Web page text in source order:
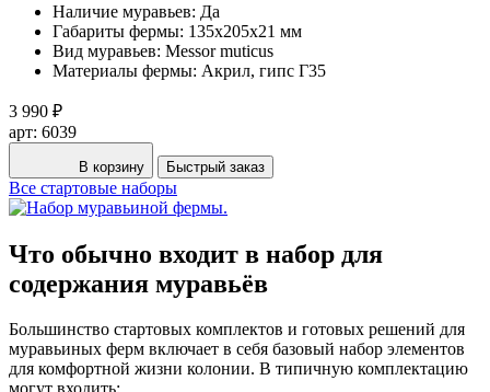
Наличие муравьев: Да
Габариты фермы: 135х205х21 мм
Вид муравьев: Messor muticus
Материалы фермы: Акрил, гипс Г35
3 990 ₽
арт: 6039
В корзину Быстрый заказ
Все стартовые наборы
Что обычно входит в набор для
содержания муравьёв
Большинство стартовых комплектов и готовых решений для
муравьиных ферм включает в себя базовый набор элементов
для комфортной жизни колонии. В типичную комплектацию